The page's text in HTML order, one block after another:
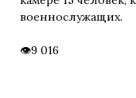
военнослужащих.
9 016